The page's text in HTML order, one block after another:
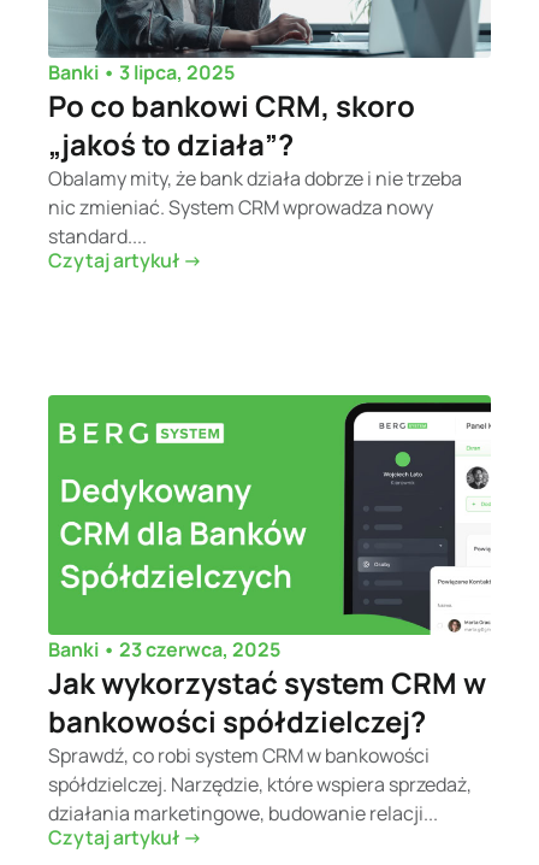
Banki • 3 lipca, 2025
Po co bankowi CRM, skoro
„jakoś to działa”?
Obalamy mity, że bank działa dobrze i nie trzeba
nic zmieniać. System CRM wprowadza nowy
standard....
Czytaj artykuł ->
Banki • 23 czerwca, 2025
Jak wykorzystać system CRM w
bankowości spółdzielczej?
Sprawdź, co robi system CRM w bankowości
spółdzielczej. Narzędzie, które wspiera sprzedaż,
działania marketingowe, budowanie relacji...
Czytaj artykuł ->